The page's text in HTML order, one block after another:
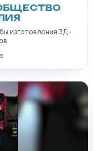
изготовления 3Д-